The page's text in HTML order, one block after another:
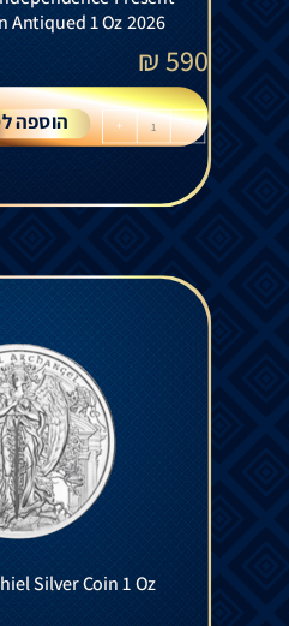
Antiqued 1 Oz 2026
590
₪
-
+ הוספה
Silver Coin 1 Oz